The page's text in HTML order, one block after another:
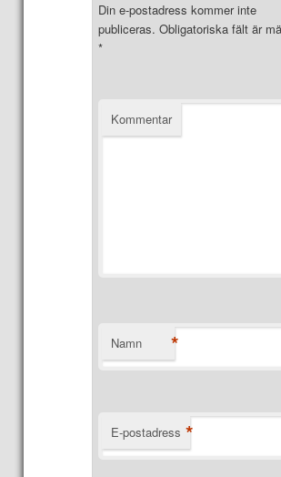
Din e-postadress kommer inte
publiceras. Obligatoriska fält är
*
Kommentar
Namn *
E-postadress *